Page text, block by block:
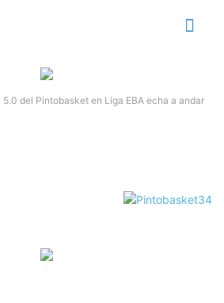
del Pintobasket en Liga EBA echa a andar